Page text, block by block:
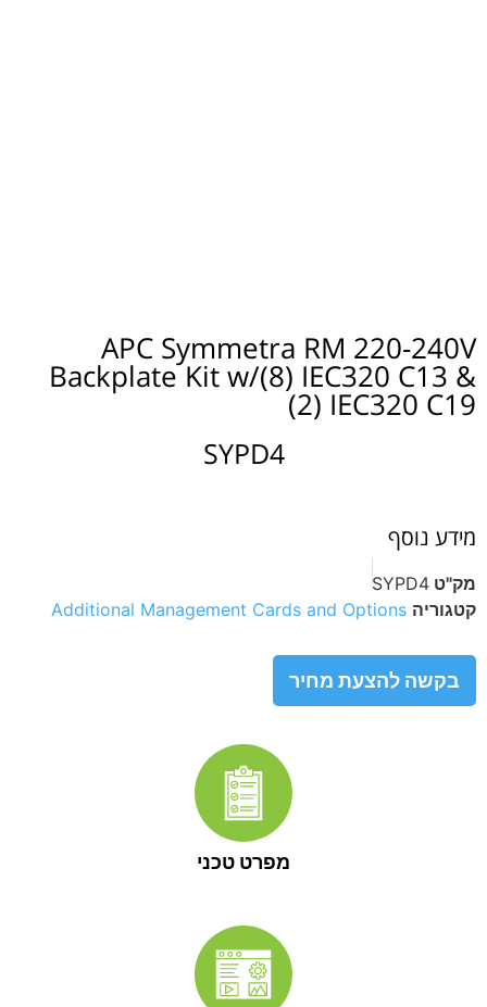
APC Symmetra RM 220-240V
Backplate Kit w/(8) IEC320 C13 &
(2) IEC320 C19
SYPD4
מידע נוסף
מק"ט SYPD4
קטגוריה Additional Management Cards and Options
בקשה להצעת מחיר
מפרט טכני